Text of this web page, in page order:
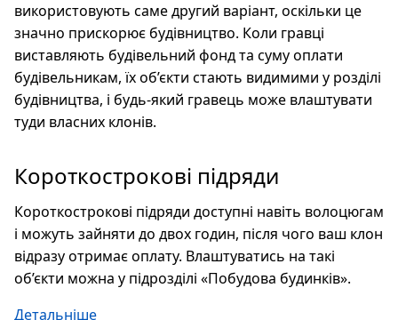
використовують саме другий варіант, оскільки це
значно прискорює будівництво. Коли гравці
виставляють будівельний фонд та суму оплати
будівельникам, їх об’єкти стають видимими у розділі
будівництва, і будь-який гравець може влаштувати
туди власних клонів.
Короткострокові підряди
Короткострокові підряди доступні навіть волоцюгам
і можуть зайняти до двох годин, після чого ваш клон
відразу отримає оплату. Влаштуватись на такі
об’єкти можна у підрозділі «Побудова будинків».
Детальніше